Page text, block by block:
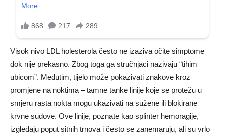
Visok nivo LDL holesterola često ne izaziva očite simptome
dok nije prekasno. Zbog toga ga stručnjaci nazivaju “tihim
ubicom”. Međutim, tijelo može pokazivati znakove kroz
promjene na noktima – tamne tanke linije koje se protežu u
smjeru rasta nokta mogu ukazivati na sužene ili blokirane
krvne sudove. Ove linije, poznate kao splinter hemoragije,
izgledaju poput sitnih trnova i često se zanemaruju, ali su vrlo